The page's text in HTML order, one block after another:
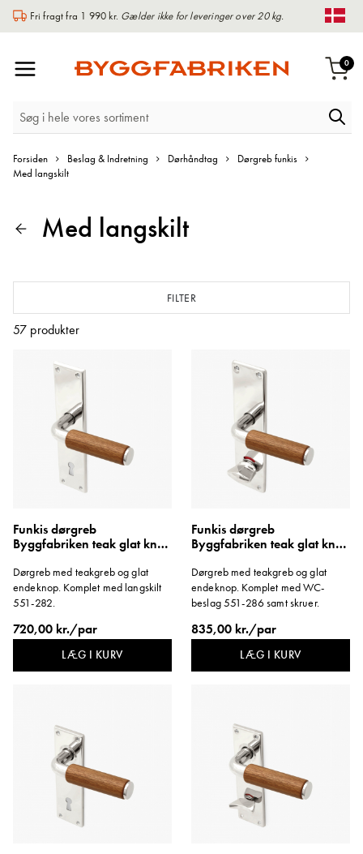
Fri fragt fra 1 990 kr. Gælder ikke for leveringer over 20 kg.
0
Forsiden Beslag & Indretning Dørhåndtag
Dørgreb funkis
Med langskilt
Med langskilt
FILTER
57 produkter
Funkis dørgreb
Byggfabriken teak glat knop
Dørgreb med teakgreb og glat
endeknop. Komplet med langskilt
551-282.
720,00 kr./par
LÆG I KURV
Funkis dørgreb
Byggfabriken teak glat knop
Dørgreb med teakgreb og glat
endeknop. Komplet med WC-
beslag 551-286 samt skruer.
835,00 kr./par
LÆG I KURV